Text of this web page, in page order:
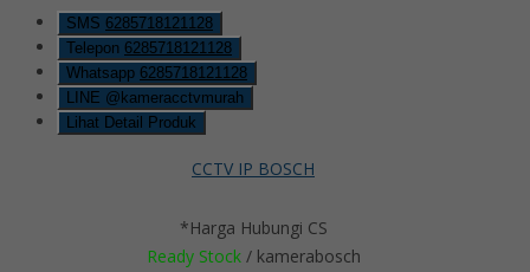
SMS 6285718121128
Telepon 6285718121128
Whatsapp 6285718121128
LINE @kameracctvmurah
Lihat Detail Produk
CCTV IP BOSCH
*Harga Hubungi CS
Ready Stock/ kamerabosch